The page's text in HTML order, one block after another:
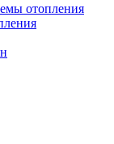
отопления